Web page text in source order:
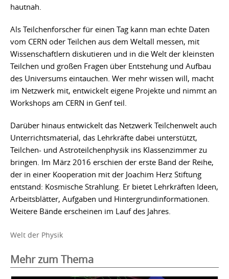
hautnah.
Als Teilchenforscher für einen Tag kann man echte Daten
vom CERN oder Teilchen aus dem Weltall messen, mit
Wissenschaftlern diskutieren und in die Welt der kleinsten
Teilchen und großen Fragen über Entstehung und Aufbau
des Universums eintauchen. Wer mehr wissen will, macht
im Netzwerk mit, entwickelt eigene Projekte und nimmt an
Workshops am CERN in Genf teil.
Darüber hinaus entwickelt das Netzwerk Teilchenwelt auch
Unterrichtsmaterial, das Lehrkräfte dabei unterstützt,
Teilchen- und Astroteilchenphysik ins Klassenzimmer zu
bringen. Im März 2016 erschien der erste Band der Reihe,
der in einer Kooperation mit der Joachim Herz Stiftung
entstand: Kosmische Strahlung. Er bietet Lehrkräften Ideen,
Arbeitsblätter, Aufgaben und Hintergrundinformationen.
Weitere Bände erscheinen im Lauf des Jahres.
Welt der Physik
Mehr zum Thema